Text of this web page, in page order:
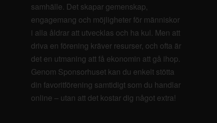
samhälle. Det skapar gemenskap,
engagemang och möjligheter för människor
i alla åldrar att utvecklas och ha kul. Men att
driva en förening kräver resurser, och ofta är
det en utmaning att få ekonomin att gå ihop.
Genom Sponsorhuset kan du enkelt stötta
din favoritförening samtidigt som du handlar
online – utan att det kostar dig något extra!